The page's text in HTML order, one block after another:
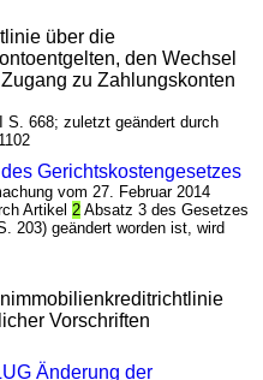
über die
den Wechsel
zu Zahlungskonten
S. 668; zuletzt geändert durch
Gerichtskostengesetzes
vom 27. Februar 2014
Artikel2 Absatz 3 des Gesetzes
203) geändert worden ist, wird
Vorschriften
Änderung der